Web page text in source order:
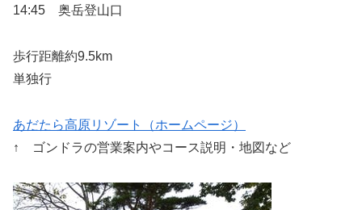
14:45 奥岳登山口
歩行距離約9.5km
単独行
あだたら高原リゾート（ホームページ）
↑ ゴンドラの営業案内やコース説明・地図など